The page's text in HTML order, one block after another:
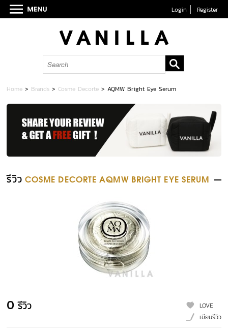
Login Register
Home > Brands > Cosme Decorte >AQMW Bright Eye Serum
รีวิว COSME DECORTE AQMW BRIGHT EYE SERUM
0 รีวิว
LOVE
เขียนรีวิว